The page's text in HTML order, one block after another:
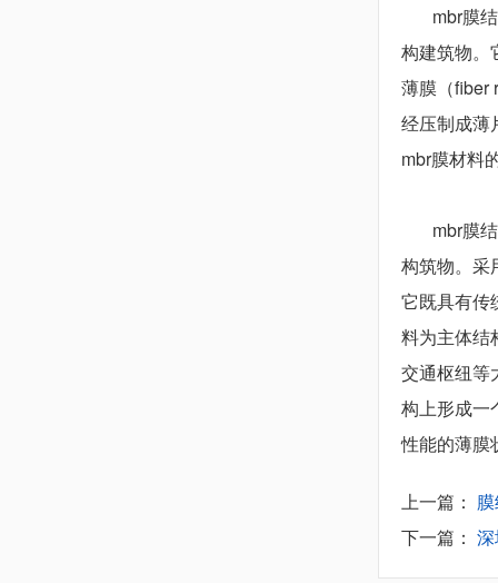
mbr膜结
构建筑物。
薄膜（fiber
经压制成薄
mbr膜材料
mbr膜结
构筑物。采
它既具有传
料为主体结
交通枢纽等
构上形成一
性能的薄膜
上一篇：
下一篇：